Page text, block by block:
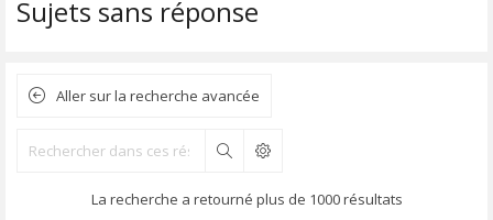
Sujets sans réponse
Aller sur la recherche avancée
Rechercher
La recherche a retourné plus de 1000 résultats